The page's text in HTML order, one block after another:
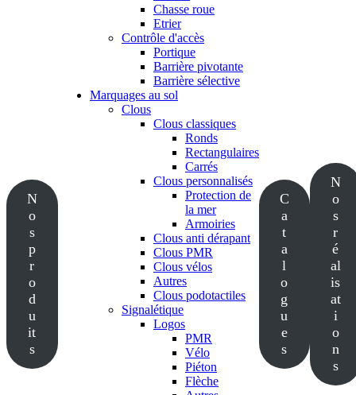
N
o
s
p
r
o
d
u
it
s
Chasse roue
Etrier
Contrôle d'accès
Portique
Barrière pivotante
Barrière sélective
Marquages au sol
Clous
Clous classiques
Ronds
Rectangulaires
Carrés
Clous personnalisés
Protection de
la mer
Armoiries
Clous anti dérapant
Clous PMR
Clous vélos
Autres
Clous podotactiles
Signalétique
Logos
PMR
Vélo
Piéton
Flèche
C
a
t
a
l
o
g
u
e
s
N
o
s
r
é
al
is
at
i
o
n
s